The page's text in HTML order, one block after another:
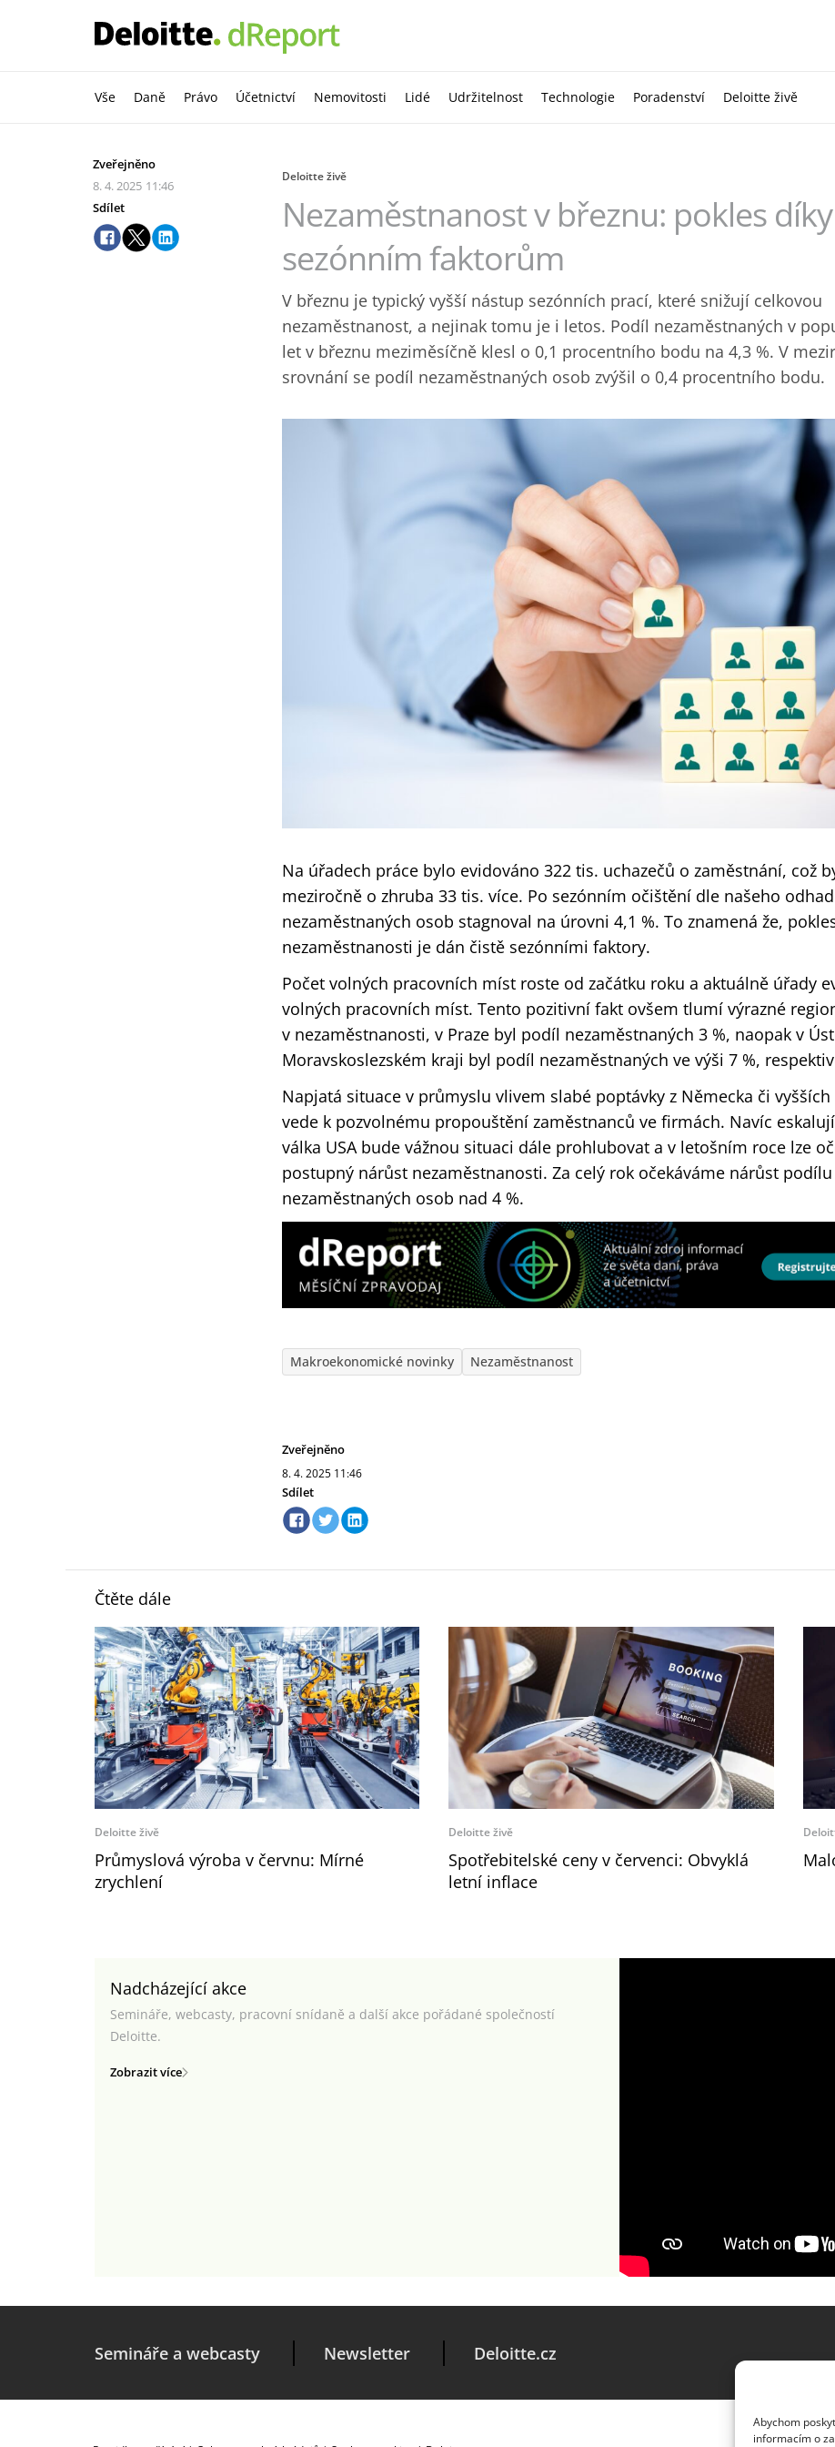
Abychom
informacím o
Vše Daně Právo Účetnictví Nemovitosti Lidé Udržitelnost Technologie Poradenství Deloitte živě
Zveřejněno
8. 4. 2025 11:46
Sdílet
Deloitte živě
Nezaměstnanost v březnu: pokles díky
sezónním faktorům
V březnu je typický vyšší nástup sezónních prací, které snižují celkovou
nezaměstnanost, a nejinak ‎tomu je i letos. Podíl nezaměstnaných v
let v březnu meziměsíčně klesl o 0,1 ‎procentního bodu na 4,3 %. V
srovnání se podíl nezaměstnaných osob zvýšil o 0,4 ‎procentního bodu.
Na úřadech práce bylo evidováno 322 tis. uchazečů o zaměstnání, což
‎meziročně o zhruba 33 tis. více. Po sezónním očištění dle našeho
nezaměstnaných ‎osob stagnoval na úrovni 4,1 %. To znamená že,
nezaměstnanosti je dán čistě sezónními ‎faktory.‎
Počet volných pracovních míst roste od začátku roku a aktuálně úřady
volných ‎pracovních míst. Tento pozitivní fakt ovšem tlumí výrazné
v nezaměstnanosti, v ‎Praze byl podíl nezaměstnaných 3 %, naopak v
Moravskoslezském kraji byl podíl ‎nezaměstnaných ve výši 7 %,
Napjatá situace v průmyslu vlivem slabé poptávky z Německa či
vede k ‎pozvolnému propouštění zaměstnanců ve firmách. Navíc
válka USA bude ‎vážnou situaci dále prohlubovat a v letošním roce lze
postupný nárůst nezaměstnanosti. ‎Za celý rok očekáváme nárůst podílu
nezaměstnaných osob nad 4 %.‎
Makroekonomické novinky Nezaměstnanost
Zveřejněno
8. 4. 2025 11:46
Sdílet
Čtěte dále
Deloitte živě
Průmyslová výroba v červnu: Mírné
zrychlení
Deloitte živě
Spotřebitelské ceny v červenci: Obvyklá
letní inflace
Nadcházející akce
Semináře, webcasty, pracovní snídaně a další akce pořádané společností
Deloitte.
Zobrazit více
Semináře a webcasty Newsletter Deloitte.cz